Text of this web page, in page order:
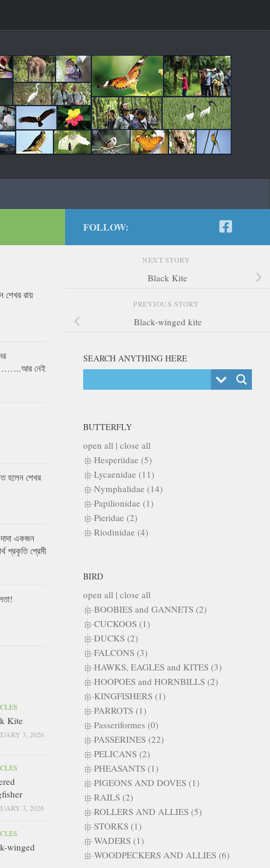
FOLLOW:
NEXT STORY
Black Kite
PREVIOUS STORY
Black-winged kite
SEARCH ANYTHING HERE
BUTTERFLY
open all | close all
Hesperiidae (5)
Lycaenidae (11)
Nymphalidae (14)
Papilionidae (1)
Pieridae (2)
Riodinidae (4)
BIRD
open all | close all
BOOBIES and GANNETS (2)
CUCKOOS (1)
DUCKS (2)
FALCONS (3)
HAWKS, EAGLES and KITES (3)
HOOPOES and HORNBILLS (2)
KINGFISHERS (1)
PARROTS (1)
Passeriformes (0)
PASSERINES (22)
PELICANS (2)
PHEASANTS (1)
PIGEONS AND DOVES (1)
RAILS (2)
ROLLERS AND ALLIES (5)
STORKS (1)
WADERS (1)
WOODPECKERS AND ALLIES (6)
রায়
নেই
হলেন শেখর
একজন
প্রকৃতি প্রেমী
Kite
3, 2026
3, 2026
winged